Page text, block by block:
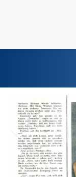
Einst und Heute
Marken
Konzerne